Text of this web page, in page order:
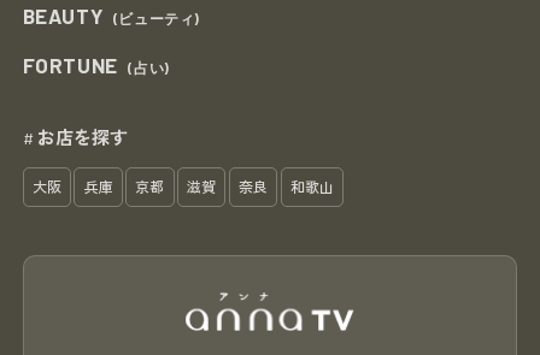
BEAUTY (ビューティ)
FORTUNE (占い)
# お店を探す
大阪 兵庫 京都 滋賀 奈良 和歌山